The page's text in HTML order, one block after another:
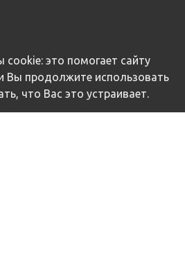
это помогает сайту
Вы продолжите использовать
что Вас это устраивает.